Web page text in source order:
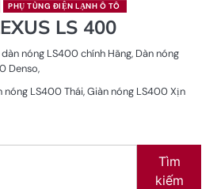
PHỤ TÙNG ĐIỆN LẠNH Ô TÔ
LS 400
nóng LS400 chính Hãng, Dàn nóng
Denso,
nóng LS400 Thái, Giàn nóng LS400 Xịn
Tìm
kiếm